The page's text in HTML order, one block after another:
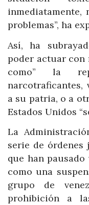
inmediatamente,
problemas”, ha
Así, ha
poder actuar con
como” la
a su patria, o a
Estados Unidos
La
serie de órdenes
que han pausado
como una
grupo de
prohibición a